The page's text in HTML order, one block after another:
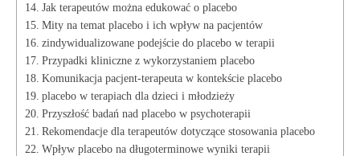
Jak terapeutów można edukować o placebo
Mity na temat placebo i ich wpływ na pacjentów
zindywidualizowane podejście do placebo w terapii
Przypadki kliniczne z wykorzystaniem placebo
Komunikacja pacjent-terapeuta w kontekście placebo
placebo w terapiach dla dzieci i młodzieży
Przyszłość badań nad placebo w psychoterapii
Rekomendacje dla terapeutów dotyczące stosowania placebo
Wpływ placebo na długoterminowe wyniki terapii